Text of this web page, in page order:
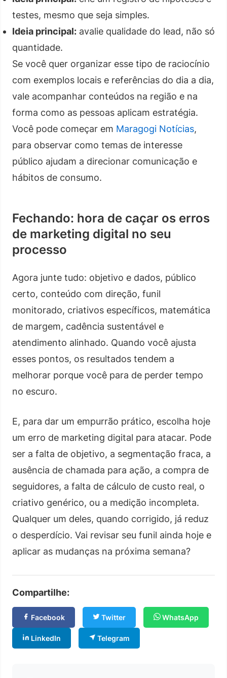
testes, mesmo que seja simples.
Ideia principal: avalie qualidade do lead, não só
quantidade.
Se você quer organizar esse tipo de raciocínio
com exemplos locais e referências do dia a dia,
vale acompanhar conteúdos na região e na
forma como as pessoas aplicam estratégia.
Você pode começar em Maragogi Notícias,
para observar como temas de interesse
público ajudam a direcionar comunicação e
hábitos de consumo.
Fechando: hora de caçar os erros
de marketing digital no seu
processo
Agora junte tudo: objetivo e dados, público
certo, conteúdo com direção, funil
monitorado, criativos específicos, matemática
de margem, cadência sustentável e
atendimento alinhado. Quando você ajusta
esses pontos, os resultados tendem a
melhorar porque você para de perder tempo
no escuro.
E, para dar um empurrão prático, escolha hoje
um erro de marketing digital para atacar. Pode
ser a falta de objetivo, a segmentação fraca, a
ausência de chamada para ação, a compra de
seguidores, a falta de cálculo de custo real, o
criativo genérico, ou a medição incompleta.
Qualquer um deles, quando corrigido, já reduz
o desperdício. Vai revisar seu funil ainda hoje e
aplicar as mudanças na próxima semana?
Compartilhe:
Facebook Twitter WhatsApp
LinkedIn Telegram